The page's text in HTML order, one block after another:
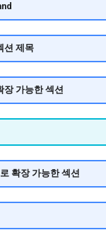
션 제목
장 가능한 섹션
확장 가능한 섹션